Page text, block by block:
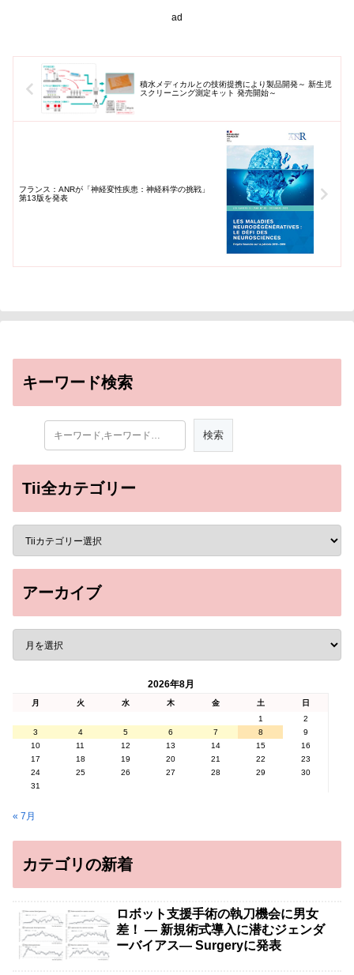
ad
積水メディカルとの技術提携により製品開発～ 新生児
スクリーニング測定キット 発売開始～
フランス：ANRが「神経変性疾患：神経科学の挑戦」
第13版を発表
キーワード検索
Tii全カテゴリー
アーカイブ
2026年8月
月 火 水 木 金 土
日
1
2
3
4 5 6 7 8
9
10
11 12 13 14 15
16
17
18 19 20 21 22
23
24
25 26 27 28 29
30
31
« 7月
カテゴリの新着
ロボット支援手術の執刀機会に男女
差！ — 新規術式導入に潜むジェンダ
ーバイアス— Surgeryに発表